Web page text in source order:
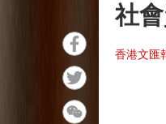
社
香港文匯